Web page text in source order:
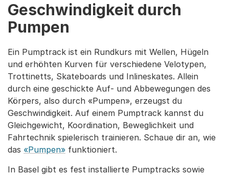
Geschwindigkeit durch
Pumpen
Ein Pumptrack ist ein Rundkurs mit Wellen, Hügeln
und erhöhten Kurven für verschiedene Velotypen,
Trottinetts, Skateboards und Inlineskates. Allein
durch eine geschickte Auf- und Abbewegungen des
Körpers, also durch «Pumpen», erzeugst du
Geschwindigkeit. Auf einem Pumptrack kannst du
Gleichgewicht, Koordination, Beweglichkeit und
Fahrtechnik spielerisch trainieren. Schaue dir an, wie
das «Pumpen» funktioniert.
In Basel gibt es fest installierte Pumptracks sowie